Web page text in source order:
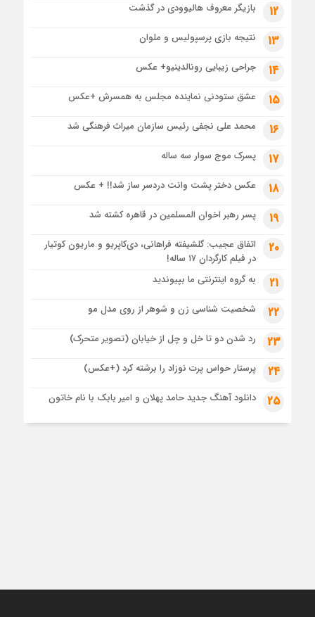
12 بازیگر معروف هالیوودی در گذشت
13 نتیجه بازی پرسپولیس و ملوان
14 جراحی زیبایی رونالدینیو+ عکس
15 عشق ستودنی نماینده مجلس به همسرش +عکس
16 محمد علی نجفی رئیس سازمان میراث فرهنگی شد
17 پسرک موج سوار سه ساله
18 عکس دختر پشت وانت دردسر ساز شد!! + عکس
19 پسر رهبر اخوان المسلمین در قاهره کشته شد
20
اتفاق عجیب: گلشیفته فراهانی، دی‌کاپریو و ماریون کوتیار
در فیلم کارگردان ۱۷ ساله!
21 به گروه اینترنتی ما بپیوندید
22 شخصیت شناسی زن و شوهر از روی مدل مو
23 رد شدن دو تا خل و چل از خیابان (تصویر متحرک)
24 پرستار حواس پرت نوزاد را برشته کرد (+عکس)
25 دانلود آهنگ جدید حامد پهلان و امیر بابک با نام خاتون